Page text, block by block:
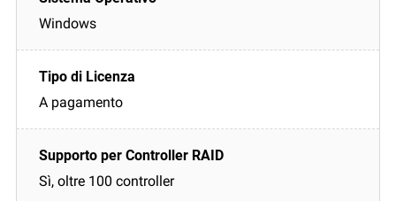
Windows
A pagamento
Sì, oltre 100 controller